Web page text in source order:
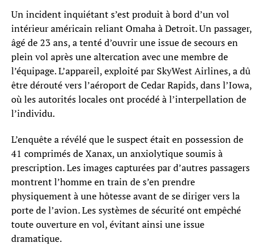
Un incident inquiétant s’est produit à bord d’un vol
intérieur américain reliant Omaha à Detroit. Un passager,
âgé de 23 ans, a tenté d’ouvrir une issue de secours en
plein vol après une altercation avec une membre de
l’équipage. L’appareil, exploité par SkyWest Airlines, a dû
être dérouté vers l’aéroport de Cedar Rapids, dans l’Iowa,
où les autorités locales ont procédé à l’interpellation de
l’individu.
L’enquête a révélé que le suspect était en possession de
41 comprimés de Xanax, un anxiolytique soumis à
prescription. Les images capturées par d’autres passagers
montrent l’homme en train de s’en prendre
physiquement à une hôtesse avant de se diriger vers la
porte de l’avion. Les systèmes de sécurité ont empêché
toute ouverture en vol, évitant ainsi une issue
dramatique.